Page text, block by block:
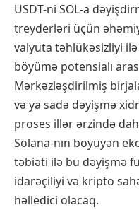
USDT-ni SOL-a
treyderləri üçün
valyuta təhlükəsizliyi
böyümə potensialı
Mərkəzləşdirilmiş
və ya sadə dəyişmə
proses illər ərzində
Solana-nın böyüyən
təbiəti ilə bu dəyişmə
idarəçiliyi və kripto
həlledici olacaq.